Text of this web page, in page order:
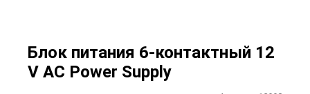
Блок питания 6-контактный 12
V AC Power Supply